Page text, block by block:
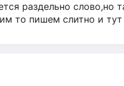
раздельно слово,но
то пишем слитно и тут